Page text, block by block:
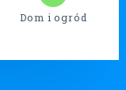
Dom i ogród